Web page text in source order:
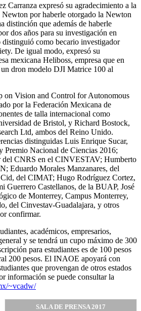
Carranza expresó su agradecimiento a la
por haberle otorgado la Newton
distinción que además de haberle
dos años para su investigación en
distinguió como becario investigador
De igual modo, expresó su
mexicana Heliboss, empresa que en
dron modelo DJI Matrice 100 al
on Vision and Control for Autonomous
por la Federación Mexicana de
de talla internacional como
de Bristol, y Richard Bostock,
Ltd, ambos del Reino Unido.
distinguidas Luis Enrique Sucar,
Nacional de Ciencias 2016;
CNRS en el CINVESTAV; Humberto
Eduardo Morales Manzanares, del
del CIMAT; Hugo Rodríguez Cortez,
Guerrero Castellanos, de la BUAP, José
de Monterrey, Campus Monterrey,
del Cinvestav-Guadalajara, y otros
confirmar.
académicos, empresarios,
y se tendrá un cupo máximo de 300
para estudiantes es de 100 pesos
200 pesos. El INAOE apoyará con
que provengan de otros estados
información se puede consultar la
~vcadw/
SALA DE PRENSA 2017